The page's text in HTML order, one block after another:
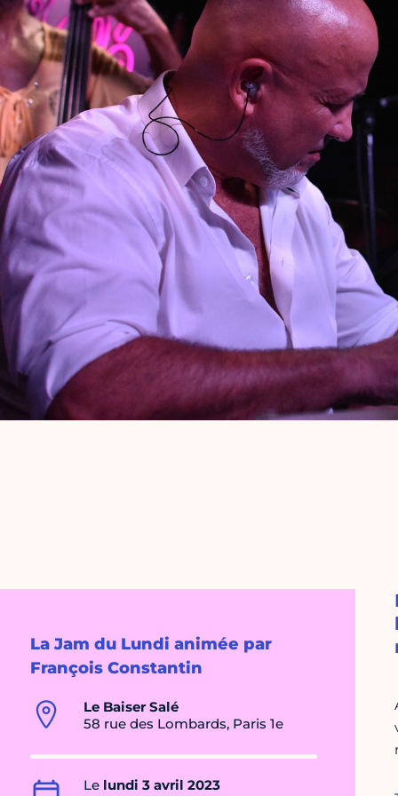
La Jam du Lundi animée par
François Constantin
Le Baiser Salé
58 rue des Lombards, Paris 1e
Le lundi 3 avril 2023